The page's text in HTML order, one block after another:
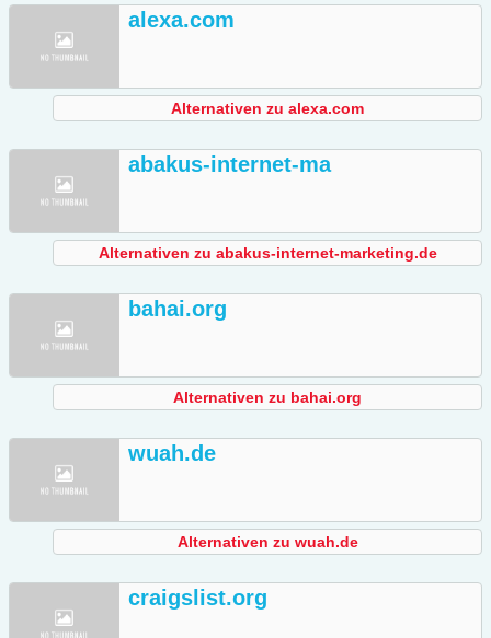
alexa.com
Alternativen zu alexa.com
abakus-internet-ma
Alternativen zu abakus-internet-marketing.de
bahai.org
Alternativen zu bahai.org
wuah.de
Alternativen zu wuah.de
craigslist.org